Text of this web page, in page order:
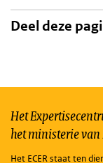
Deel deze
Het
het ministerie
Het ECER staat ten